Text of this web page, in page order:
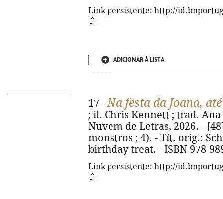
Link persistente: http://
ADICIONAR À LISTA
17 -Na festa da Joana,
; il. Chris Kennett ; trad. Ana
Nuvem de Letras, 2026. -
monstros ; 4). - Tít. orig.:
birthday treat. - ISBN 978-
Link persistente: http://